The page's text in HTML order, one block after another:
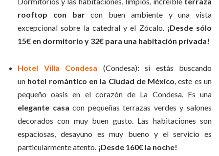
rooftop con barcon buen ambiente y una vista
excepcional sobre la catedral y el Zócalo. ¡Desde sólo
15€ en dormitorio y 32€ para una habitación privada!
Hotel Villa Condesa
(Condesa): si estás buscando
un hotel romántico en la Ciudad de México , este es un
pequeño oasis en el corazón de La Condesa. Es una
elegante casa con pequeñas terrazas verdes y salones
decorados con muy buen gusto. Las habitaciones son
espaciosas, desayuno es muy bueno y el servicio es
particularmente atento. ¡Desde 160€ la noche!